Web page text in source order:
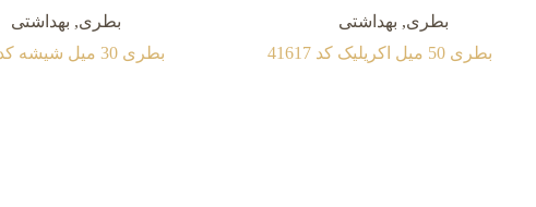
بطری, بهداشتی
بطری 50 میل اکريليک کد 41617
بطری, بهداشتی
بطری 30 میل شيشه کد 41108